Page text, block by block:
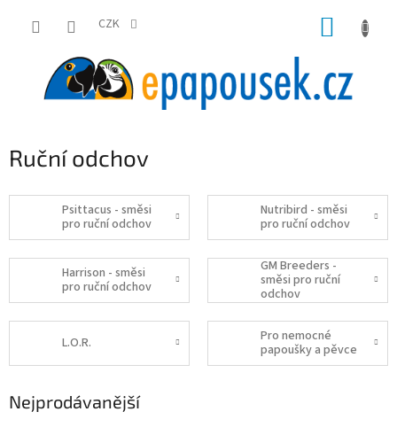
CZK
Ruční odchov
Psittacus - směsi
pro ruční odchov
Nutribird - směsi
pro ruční odchov
Harrison - směsi
pro ruční odchov
GM Breeders -
směsi pro ruční
odchov
L.O.R.
Pro nemocné
papoušky a pěvce
Nejprodávanější